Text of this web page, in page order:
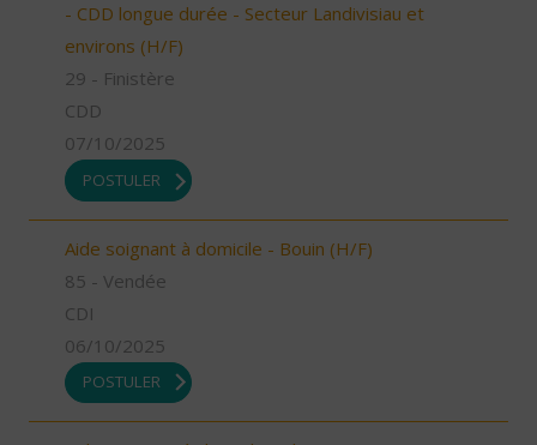
- CDD longue durée - Secteur Landivisiau et
environs (H/F)
29 - Finistère
CDD
07/10/2025
POSTULER
Aide soignant à domicile - Bouin (H/F)
85 - Vendée
CDI
06/10/2025
POSTULER